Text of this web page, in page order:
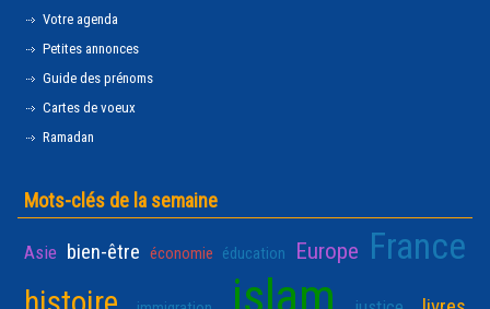
Votre agenda
Petites annonces
Guide des prénoms
Cartes de voeux
Ramadan
Mots-clés de la semaine
Asie bien-être économie éducation Europe France
islam